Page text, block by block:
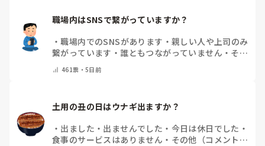
職場内はSNSで繋がっていますか？
・職場内でのSNSがあります ・ 親しい人や上司のみ
繋がっています ・ 誰ともつながっていません ・ その
461票・5日前
土用の丑の日はウナギ出ますか？
・ 出ました ・ 出ませんでした ・ 今日は休日でした ・
食事のサービスはありません ・ その他（コメントで